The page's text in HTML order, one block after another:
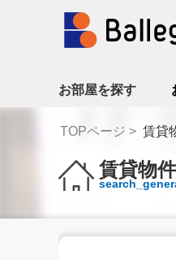
お部屋を探す
TOPページ 賃貸
賃貸物